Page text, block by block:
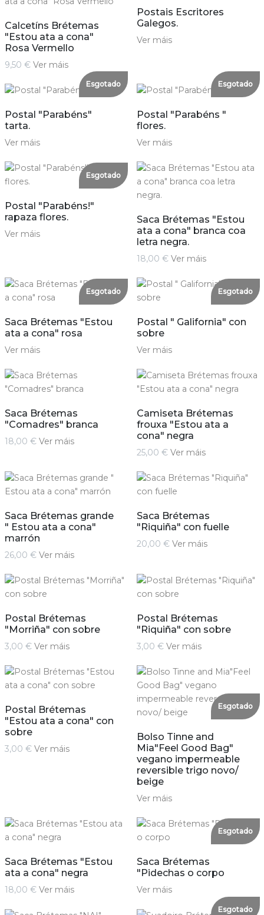
Calcetíns Brétemas
"Estou ata a cona"
Rosa Vermello
9,50 € Ver máis
Postais Escritores
Galegos.
Ver máis
Esgotado
Postal "Parabéns"
tarta.
Ver máis
Esgotado
Postal "Parabéns "
flores.
Ver máis
Esgotado
Postal "Parabéns!"
rapaza flores.
Ver máis
Saca Brétemas "Estou
ata a cona" branca coa
letra negra.
18,00 € Ver máis
Esgotado
Saca Brétemas "Estou
ata a cona" rosa
Ver máis
Esgotado
Postal " Galifornia" con
sobre
Ver máis
Saca Brétemas
"Comadres" branca
18,00 € Ver máis
Camiseta Brétemas
frouxa "Estou ata a
cona" negra
25,00 € Ver máis
Saca Brétemas grande
" Estou ata a cona"
marrón
26,00 € Ver máis
Saca Brétemas
"Riquiña" con fuelle
20,00 € Ver máis
Postal Brétemas
"Morriña" con sobre
3,00 € Ver máis
Postal Brétemas
"Riquiña" con sobre
3,00 € Ver máis
Postal Brétemas
"Estou ata a cona" con
sobre
3,00 € Ver máis
Esgotado
Bolso Tinne and
Mia"Feel Good Bag"
vegano impermeable
reversible trigo novo/
beige
Ver máis
Saca Brétemas "Estou
ata a cona" negra
18,00 € Ver máis
Esgotado
Saca Brétemas
"Pidechas o corpo
Ver máis
Esgotado